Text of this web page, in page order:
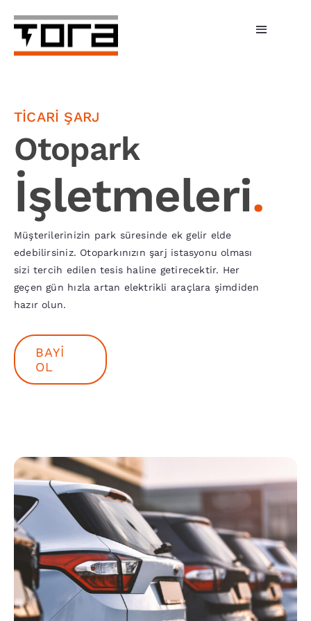
content
Toggle
Şarj Üniteleri
Bireysel Şarj
İşletmeler
Tora Şarj
Fiyatlar
Haberler
TİCARİ ŞARJ
Otopark
İşletmeleri.
Müşterilerinizin park süresinde ek gelir elde
edebilirsiniz. Otoparkınızın şarj istasyonu olması
sizi tercih edilen tesis haline getirecektir. Her
geçen gün hızla artan elektrikli araçlara şimdiden
hazır olun.
BAYI
OL